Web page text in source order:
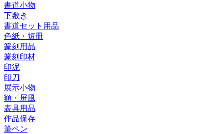
書道小物
下敷き
書道セット用品
色紙・短冊
篆刻用品
篆刻印材
印泥
印刀
展示小物
額・屏風
表具用品
作品保存
筆ペン